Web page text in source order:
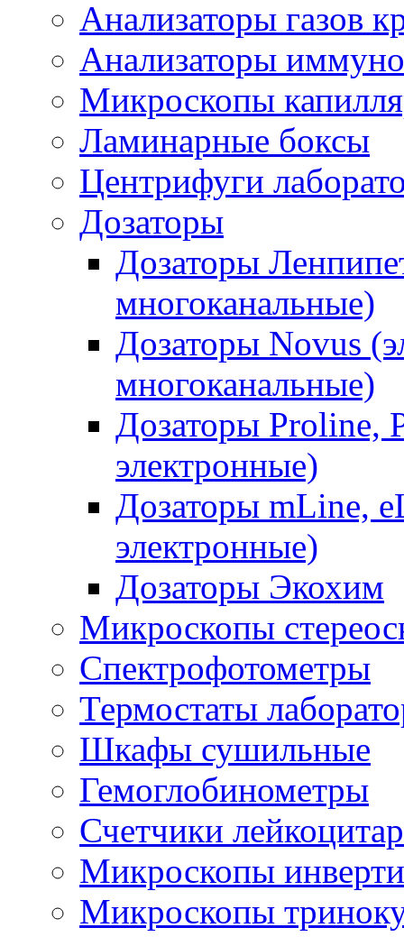
Анализаторы газов
Анализаторы
Микроскопы
Ламинарные боксы
Центрифуги
Дозаторы
Дозаторы
многоканальные)
Дозаторы Novus
многоканальные)
Дозаторы Proline,
электронные)
Дозаторы mLine,
электронные)
Дозаторы Экохим
Микроскопы
Спектрофотометры
Термостаты
Шкафы сушильные
Гемоглобинометры
Счетчики
Микроскопы
Микроскопы